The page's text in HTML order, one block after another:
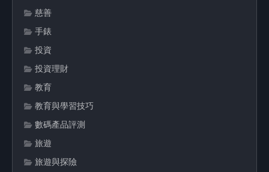
慈善
手錶
投資
投資理財
教育
教育與學習技巧
數碼產品評測
旅遊
旅遊與探險